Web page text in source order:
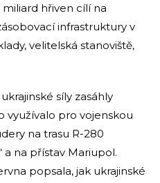
hřiven cílí na
infrastruktury v
velitelská stanoviště,
síly zasáhly
využívalo pro vojenskou
na trasu R-280
a na přístav Mariupol.
popsala, jak ukrajinské